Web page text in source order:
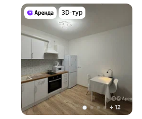
3D-тур
+ 12